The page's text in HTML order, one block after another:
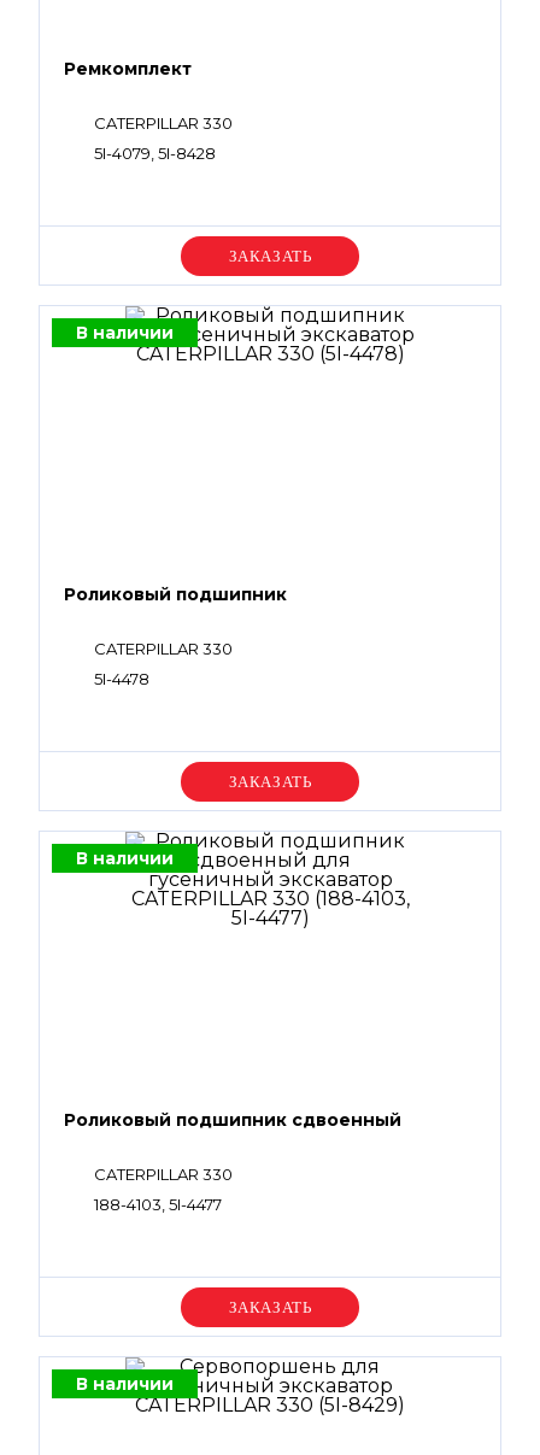
Ремкомплект
CATERPILLAR 330
5I-4079, 5I-8428
Уточняйте цену
В наличии
Роликовый подшипник
CATERPILLAR 330
5I-4478
Уточняйте цену
В наличии
Роликовый подшипник сдвоенный
CATERPILLAR 330
188-4103, 5I-4477
Уточняйте цену
В наличии